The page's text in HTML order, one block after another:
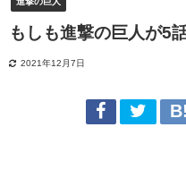
もしも進撃の巨人が5
2021年12月7日